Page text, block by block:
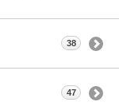
38
47